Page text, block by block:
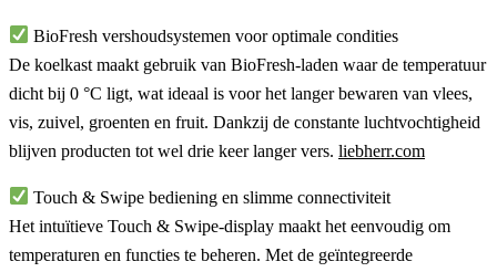
BioFresh vershoudsystemen voor optimale condities
De koelkast maakt gebruik van BioFresh-laden waar de temperatuur
dicht bij 0 °C ligt, wat ideaal is voor het langer bewaren van vlees,
vis, zuivel, groenten en fruit. Dankzij de constante luchtvochtigheid
blijven producten tot wel drie keer langer vers. liebherr.com
Touch & Swipe bediening en slimme connectiviteit
Het intuïtieve Touch & Swipe-display maakt het eenvoudig om
temperaturen en functies te beheren. Met de geïntegreerde